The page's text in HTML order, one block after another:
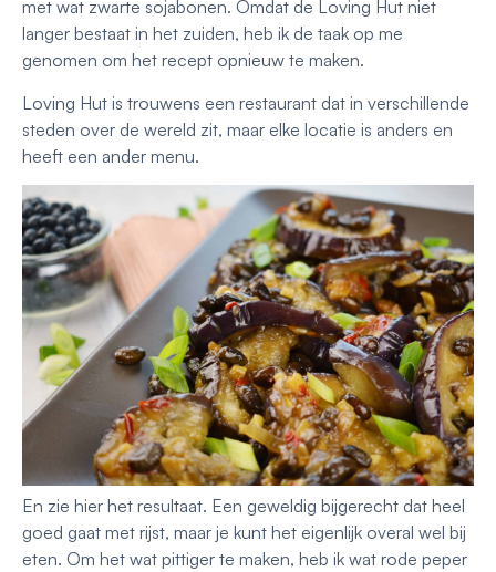
met wat zwarte sojabonen. Omdat de Loving Hut niet
langer bestaat in het zuiden, heb ik de taak op me
genomen om het recept opnieuw te maken.
Loving Hut is trouwens een restaurant dat in verschillende
steden over de wereld zit, maar elke locatie is anders en
heeft een ander menu.
En zie hier het resultaat. Een geweldig bijgerecht dat heel
goed gaat met rijst, maar je kunt het eigenlijk overal wel bij
eten. Om het wat pittiger te maken, heb ik wat rode peper